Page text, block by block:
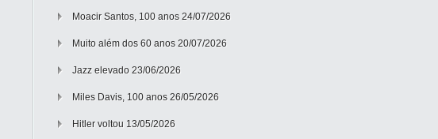
Moacir Santos, 100 anos 24/07/2026
Muito além dos 60 anos 20/07/2026
Jazz elevado 23/06/2026
Miles Davis, 100 anos 26/05/2026
Hitler voltou 13/05/2026